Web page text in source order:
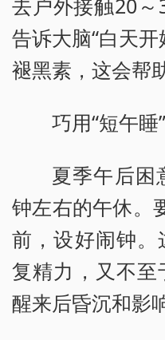
去户外接触20
告诉大脑“白天
褪黑素，这会帮
巧用“短午
夏季午后困
钟左右的午休。
前，设好闹钟
复精力，又不
醒来后昏沉和影